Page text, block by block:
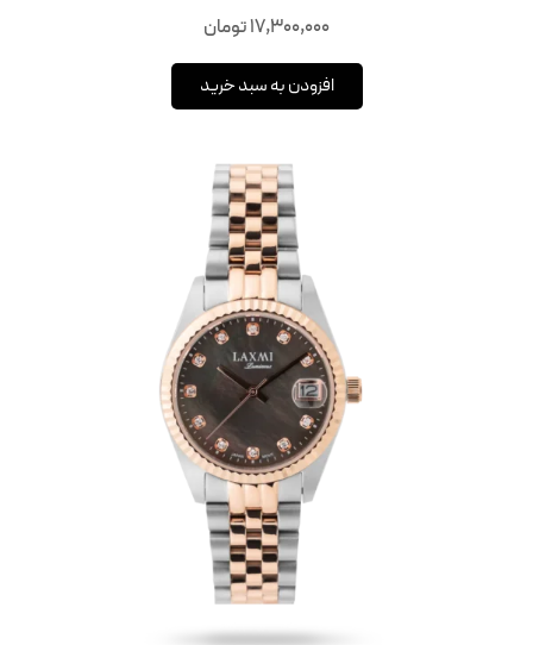
17,300,000تومان
افزودن به سبد خرید